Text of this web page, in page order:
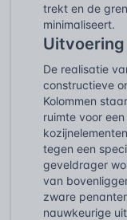
trekt en de
minimaliseert.
De realisatie
constructieve
Kolommen
ruimte voor
tegen een
geveldrager
van
zware
nauwkeurige